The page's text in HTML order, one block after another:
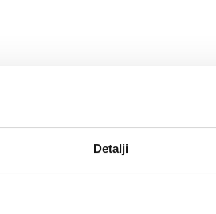
Detalji
kugličnom zaustavnom slavinom